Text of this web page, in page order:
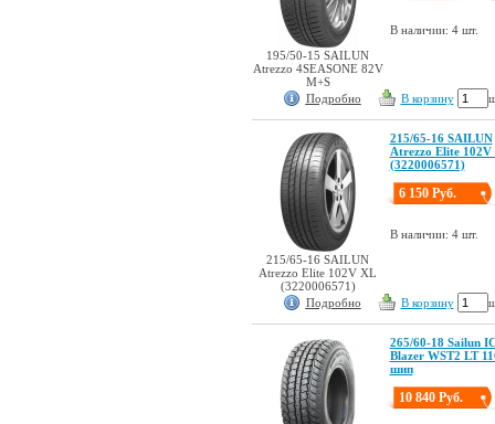
195/50-15 SAILUN
Atrezzo 4SEASONE 82V
M+S
В наличии: 4 шт.
Подробно В корзину
215/65-16 SAILUN
Atrezzo Elite 102V XL
(3220006571)
215/65-16 SAILUN
Atrezzo Elite 102V
(3220006571)
6 150 Руб.
В наличии: 4 шт.
Подробно В корзину
265/60-18 Sailun
Blazer WST2 LT
шип
10 840 Руб.